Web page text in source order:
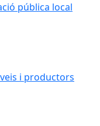
pública local
i productors